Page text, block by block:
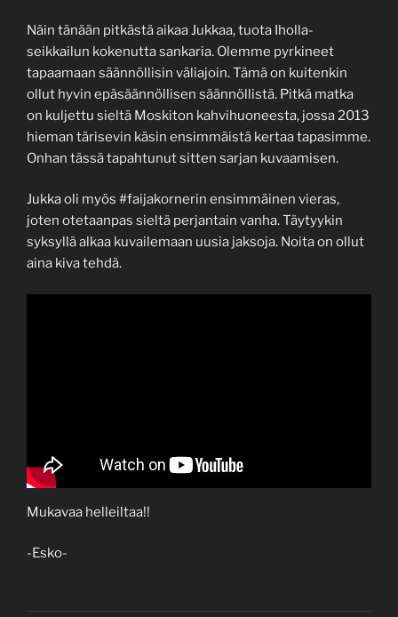
Näin tänään pitkästä aikaa Jukkaa, tuota Iholla-
seikkailun kokenutta sankaria. Olemme pyrkineet
tapaamaan säännöllisin väliajoin. Tämä on kuitenkin
ollut hyvin epäsäännöllisen säännöllistä. Pitkä matka
on kuljettu sieltä Moskiton kahvihuoneesta, jossa 2013
hieman tärisevin käsin ensimmäistä kertaa tapasimme.
Onhan tässä tapahtunut sitten sarjan kuvaamisen.
Jukka oli myös #faijakornerin ensimmäinen vieras,
joten otetaanpas sieltä perjantain vanha. Täytyykin
syksyllä alkaa kuvailemaan uusia jaksoja. Noita on ollut
aina kiva tehdä.
Mukavaa helleiltaa!!
-Esko-